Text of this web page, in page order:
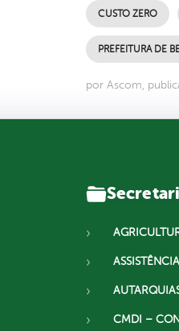
CUSTO ZERO
PREFEITURA DE
por Ascom,
CMDI –